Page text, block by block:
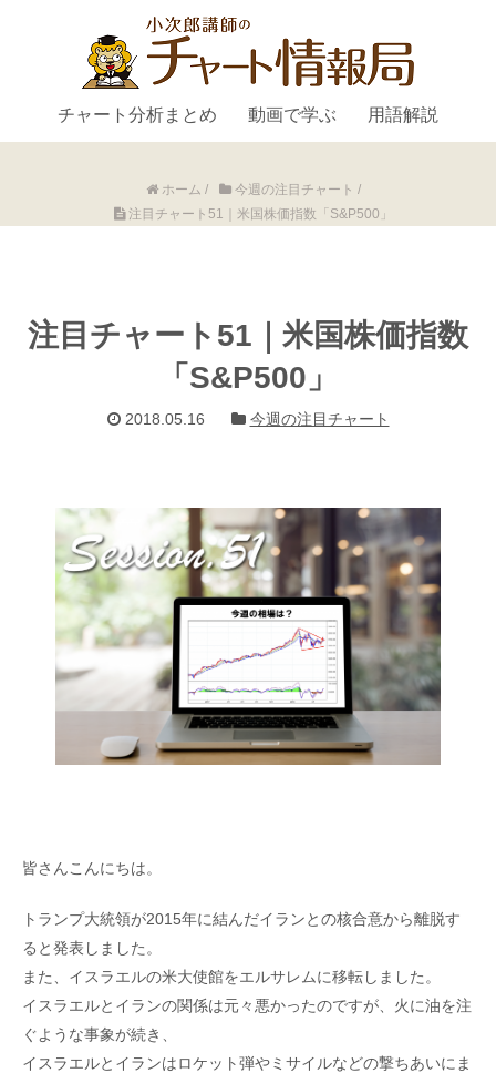
チャート分析まとめ 動画で学ぶ 用語解説
ホーム / 今週の注目チャート /
注目チャート51｜米国株価指数「S&P500」
注目チャート51｜米国株価指数
「S&P500」
2018.05.16 今週の注目チャート
皆さんこんにちは。
トランプ大統領が2015年に結んだイランとの核合意から離脱す
ると発表しました。
また、イスラエルの米大使館をエルサレムに移転しました。
イスラエルとイランの関係は元々悪かったのですが、火に油を注
ぐような事象が続き、
イスラエルとイランはロケット弾やミサイルなどの撃ちあいにま